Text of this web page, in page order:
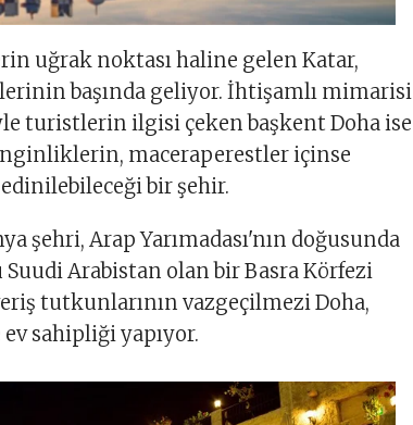
uğrak noktası haline gelen Katar,
başında geliyor. İhtişamlı mimarisi
turistlerin ilgisi çeken başkent Doha ise
maceraperestler içinse
bir şehir.
şehri, Arap Yarımadası'nın doğusunda
Suudi Arabistan olan bir Basra Körfezi
tutkunlarının vazgeçilmezi Doha,
sahipliği yapıyor.